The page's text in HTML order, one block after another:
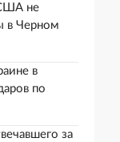
не
в Черном
в
по
за